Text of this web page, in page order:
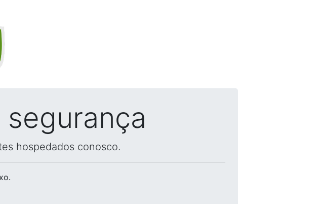
hospedados conosco.